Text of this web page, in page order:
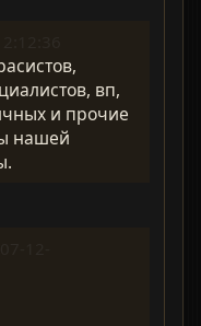
вп,
и прочие
нашей